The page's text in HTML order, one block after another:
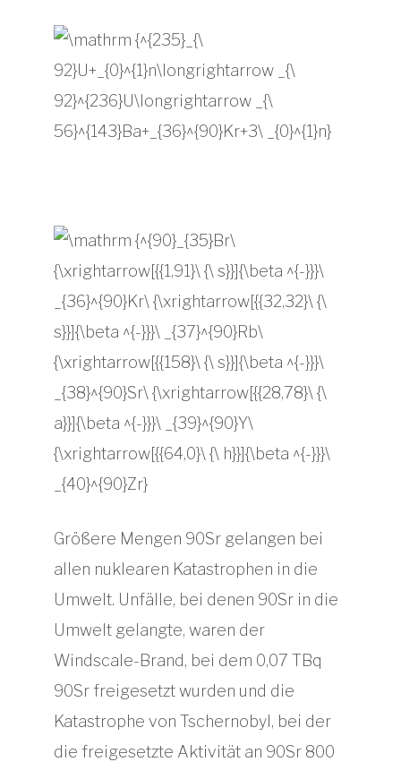
Größere Mengen 90Sr gelangen bei
allen nuklearen Katastrophen in die
Umwelt. Unfälle, bei denen 90Sr in die
Umwelt gelangte, waren der
Windscale-Brand, bei dem 0,07 TBq
90Sr freigesetzt wurden und die
Katastrophe von Tschernobyl, bei der
die freigesetzte Aktivität an 90Sr 800